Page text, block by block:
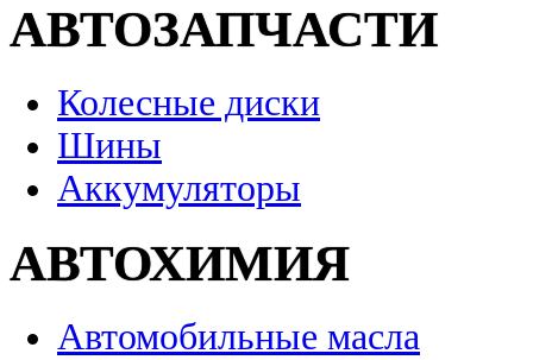
АВТОЗАПЧАСТИ
Колесные диски
Шины
Аккумуляторы
АВТОХИМИЯ
Автомобильные масла